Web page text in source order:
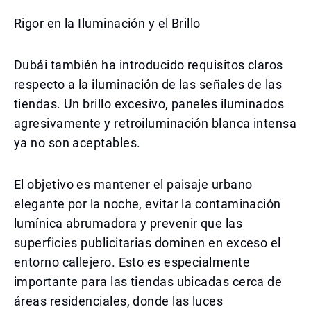
Rigor en la Iluminación y el Brillo
Dubái también ha introducido requisitos claros
respecto a la iluminación de las señales de las
tiendas. Un brillo excesivo, paneles iluminados
agresivamente y retroiluminación blanca intensa
ya no son aceptables.
El objetivo es mantener el paisaje urbano
elegante por la noche, evitar la contaminación
lumínica abrumadora y prevenir que las
superficies publicitarias dominen en exceso el
entorno callejero. Esto es especialmente
importante para las tiendas ubicadas cerca de
áreas residenciales, donde las luces